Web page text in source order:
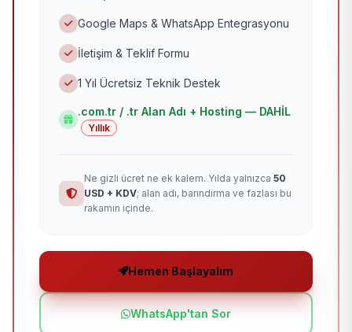
Google Maps & WhatsApp Entegrasyonu
İletişim & Teklif Formu
1 Yıl Ücretsiz Teknik Destek
.com.tr / .tr Alan Adı + Hosting — DAHİL
Yıllık
Ne gizli ücret ne ek kalem. Yılda yalnızca 50
USD + KDV; alan adı, barındırma ve fazlası bu
rakamın içinde.
Hemen Başlayalım
WhatsApp'tan Sor